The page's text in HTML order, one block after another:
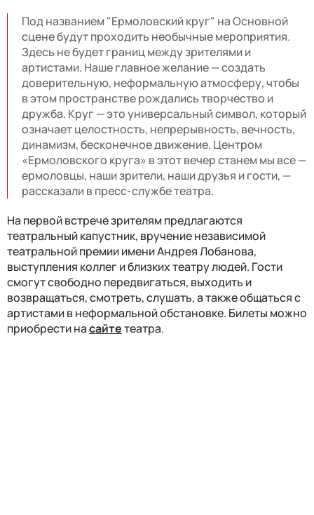
Под названием "Ермоловский круг" на Основной
сцене будут проходить необычные мероприятия.
Здесь не будет границ между зрителями и
артистами. Наше главное желание — создать
доверительную, неформальную атмосферу, чтобы
в этом пространстве рождались творчество и
дружба. Круг — это универсальный символ, который
означает целостность, непрерывность, вечность,
динамизм, бесконечное движение. Центром
«Ермоловского круга» в этот вечер станем мы все —
ермоловцы, наши зрители, наши друзья и гости, —
рассказали в пресс-службе театра.
На первой встрече зрителям предлагаются
театральный капустник, вручение независимой
театральной премии имени Андрея Лобанова,
выступления коллег и близких театру людей. Гости
смогут свободно передвигаться, выходить и
возвращаться, смотреть, слушать, а также общаться с
артистами в неформальной обстановке. Билеты можно
приобрести насайтетеатра.